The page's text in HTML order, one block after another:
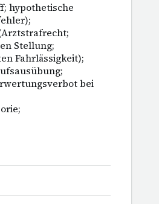
hypothetische
Stellung;
Fahrlässigkeit);
bei